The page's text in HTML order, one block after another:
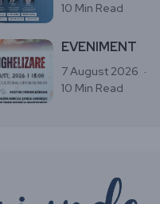
10 Min Read
EVENIMENT
7 August 2026
10 Min Read